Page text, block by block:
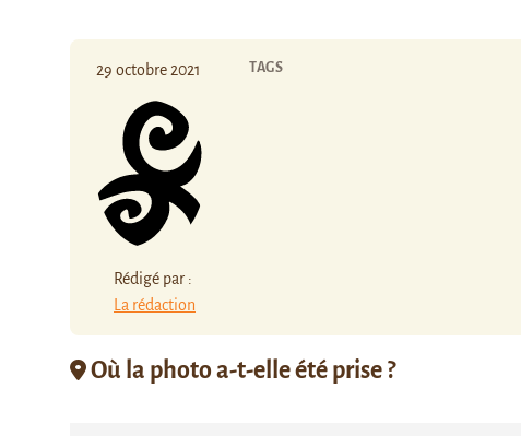
29 octobre 2021
Rédigé par :
La rédaction
TAGS
Où la photo a-t-elle été prise ?